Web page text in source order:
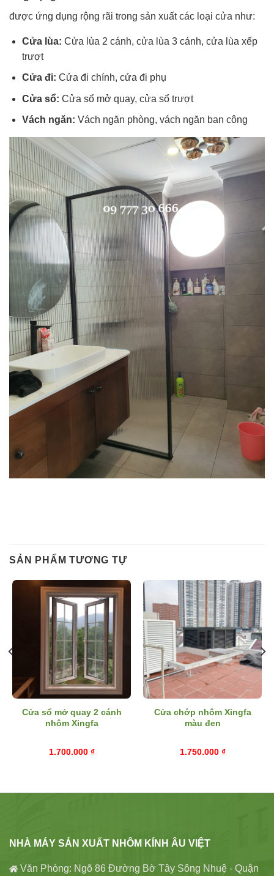
được ứng dụng rộng rãi trong sản xuất các loại cửa như:
Cửa lùa: Cửa lùa 2 cánh, cửa lùa 3 cánh, cửa lùa xếp
trượt
Cửa đi: Cửa đi chính, cửa đi phụ
Cửa sổ: Cửa sổ mở quay, cửa sổ trượt
Vách ngăn: Vách ngăn phòng, vách ngăn ban công
SẢN PHẨM TƯƠNG TỰ
Cửa sổ mở quay 2 cánh
nhôm Xingfa
1.700.000 ₫
Cửa chớp nhôm Xingfa
màu đen
1.750.000 ₫
NHÀ MÁY SẢN XUẤT NHÔM KÍNH ÂU VIỆT
Văn Phòng: Ngõ 86 Đường Bờ Tây Sông Nhuệ - Quận